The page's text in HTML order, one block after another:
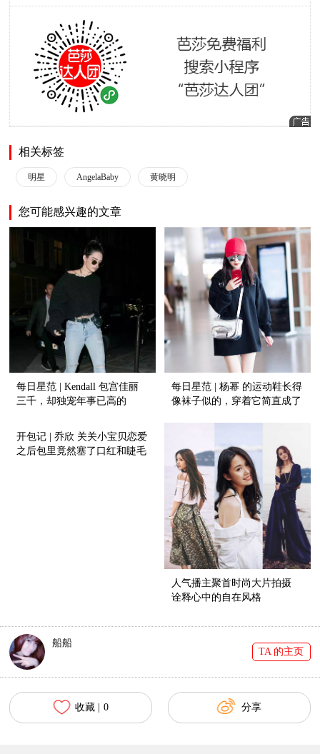
相关标签
明星 AngelaBaby 黄晓明
您可能感兴趣的文章
每日星范 | Kendall 包宫佳丽
三千，却独宠年事已高的
每日星范 | 杨幂 的运动鞋长得
像袜子似的，穿着它简直成了
开包记 | 乔欣 关关小宝贝恋爱
之后包里竟然塞了口红和睫毛
人气播主聚首时尚大片拍摄
诠释心中的自在风格
船船
TA 的主页
收藏 | 0 分享